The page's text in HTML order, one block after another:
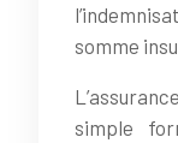
somme
simple